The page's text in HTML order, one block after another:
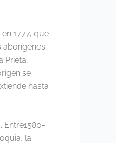
1777, que
aborígenes
Prieta,
se
hasta
Entre1580-
la